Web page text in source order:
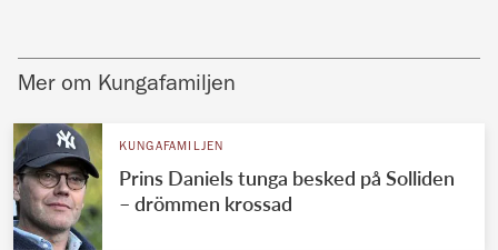
Mer om Kungafamiljen
KUNGAFAMILJEN
Prins Daniels tunga besked på Solliden
– drömmen krossad